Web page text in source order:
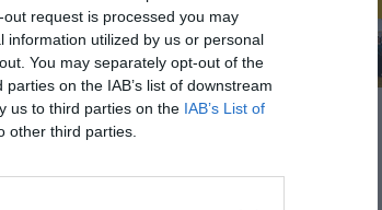
request is processed you may
utilized by us or personal
You may separately opt-out of the
on the IAB’s list of downstream
us to third parties on the IAB’s List of
other third parties.